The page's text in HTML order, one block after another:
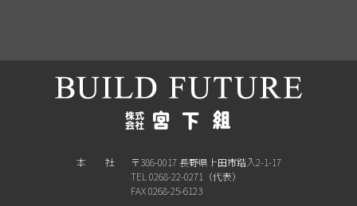
本 社
〒386-0017 長野県上田市踏入2-1-17
TEL 0268-22-0271（代表）
FAX 0268-25-6123